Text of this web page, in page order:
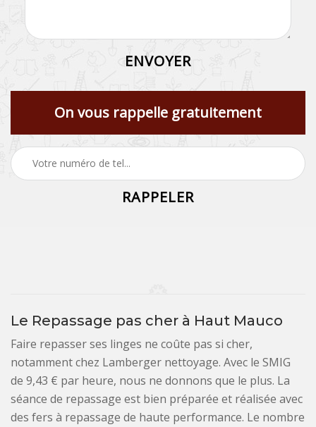
On vous rappelle gratuitement
Le Repassage pas cher à Haut Mauco
Faire repasser ses linges ne coûte pas si cher,
notamment chez Lamberger nettoyage. Avec le SMIG
de 9,43 € par heure, nous ne donnons que le plus. La
séance de repassage est bien préparée et réalisée avec
des fers à repassage de haute performance. Le nombre